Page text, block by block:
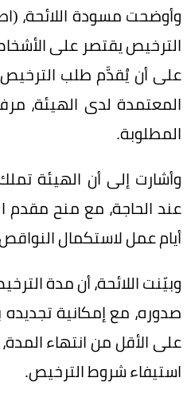
وأوضحت مسودة اللائحة،
الترخيص يقتصر على
على أن يُقدَّم طلب الترخيص
المعتمدة لدى الهيئة،
المطلوبة.
وأشارت إلى أن الهيئة
أيام عمل لاستكمال
على الأقل من انتهاء
استيفاء شروط الترخيص.